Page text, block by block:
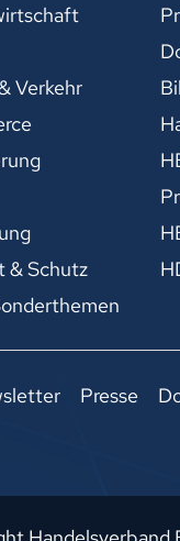
Verkehr
& Schutz
Presse